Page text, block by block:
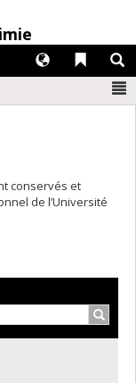
Liens
Langues
conservés et
de l’Université